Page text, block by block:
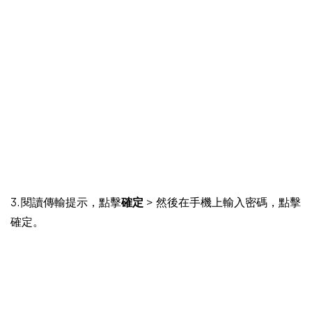
3. 閱讀傳輸提示，點擊確定 > 然後在手機上輸入密碼，點擊
確定。